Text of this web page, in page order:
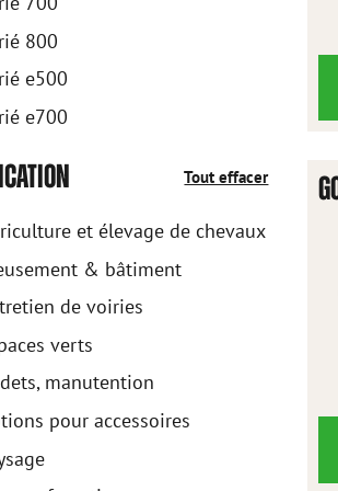
800
e500
e700
Tout effacer
et élevage de chevaux
& bâtiment
de voiries
verts
manutention
pour accessoires